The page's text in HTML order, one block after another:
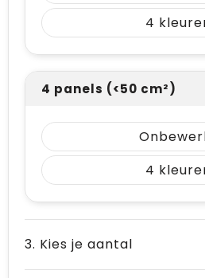
4
4 panels (<50 cm²)
4
3. Kies je aantal